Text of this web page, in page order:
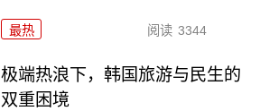
最热 阅读 3344
极端热浪下，韩国旅游与民生的
双重困境